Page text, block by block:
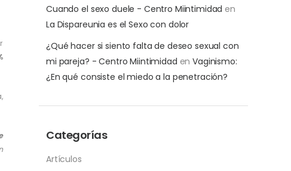
Cuando el sexo duele - Centro Miintimidad en
La Dispareunia es el Sexo con dolor
¿Qué hacer si siento falta de deseo sexual con
mi pareja? - Centro Miintimidad enVaginismo:
¿En qué consiste el miedo a la penetración?
Categorías
Artículos